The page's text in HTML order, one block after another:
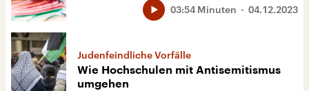
04.12.2023
03:54 Minuten
Judenfeindliche Vorfälle
Wie Hochschulen mit Antisemitismus
umgehen